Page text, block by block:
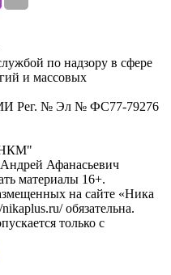
по надзору в сфере
и массовых
Рег. № Эл № ФС77-79276
Афанасьевич
материалы 16+.
на сайте «Ника
обязательна.
только с